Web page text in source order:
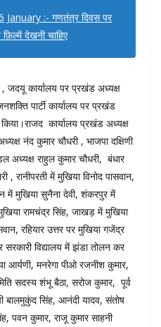
January :- गणतंत्र दिवस पर
देखनी चाहिए
, जदयू कार्यालय पर प्रखंड अध्यक्ष
पार्टी कार्यालय पर प्रखंड
कार्यालय प्रखंड अध्यक्ष
नंद कुमार चौधरी , भाजपा दक्षिणी
अध्यक्ष राहुल कुमार चौधरी, बंधार
, रानीपरती में मुखिया विनोद पासवान,
में मुखिया सुनैना देवी, शंकरपुर में
रामचंद्र सिंह, जाखड़ में मुखिया
रहियार उत्तर पर मुखिया गजेंद्र
विद्यालय में झंडा तोलन कर
आर्यणी, मनरेगा पीओ रजनीश कुमार,
सदस्य शंभू बैठा, सरोज कुमार, पूर्व
बालमुकुंद सिंह, आनंदी यादव, संतोष
पवन कुमार, राजू कुमार साहनी